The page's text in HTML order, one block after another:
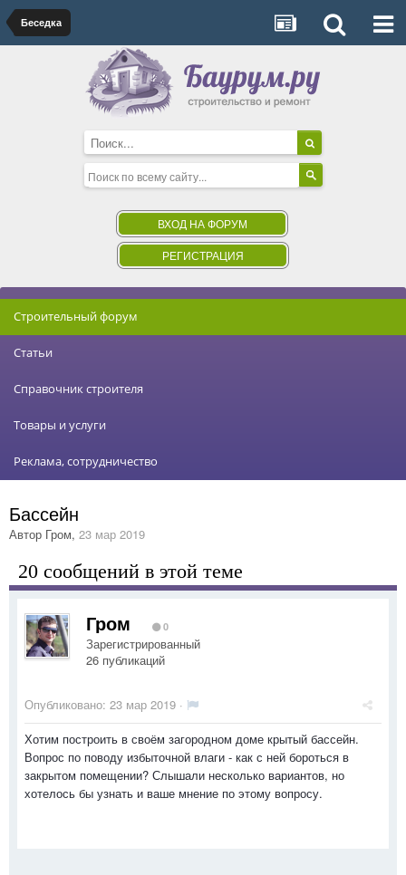
Беседка
ВХОД НА ФОРУМ
РЕГИСТРАЦИЯ
Строительный форум
Статьи
Справочник строителя
Товары и услуги
Реклама, сотрудничество
Бассейн
Автор Гром, 23 мар 2019
20 сообщений в этой теме
Гром 0
Зарегистрированный
26 публикаций
Опубликовано: 23 мар 2019 ·
Хотим построить в своём загородном доме крытый бассейн.
Вопрос по поводу избыточной влаги - как с ней бороться в
закрытом помещении? Слышали несколько вариантов, но
хотелось бы узнать и ваше мнение по этому вопросу.